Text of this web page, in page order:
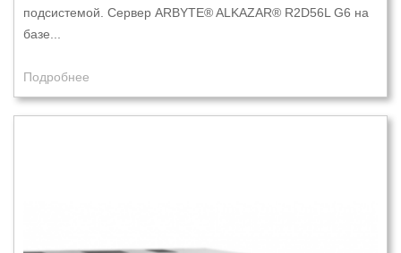
подсистемой. Cервер ARBYTE® ALKAZAR® R2D56L G6 на
базе...
Подробнее